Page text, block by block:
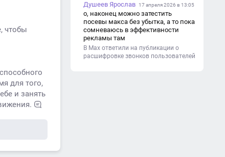
чтобы
для того,
и занять
Заключение - Краткие выводы по
проекту. - Достигнута ли цель. -
Практическая значимость работы.
5. Список литературы Перечень
использованных книг, статей,
сайтов. 6. Приложения (по
необходимости) Таблицы,
Душеев Ярослав 17 апреля 2026 в 13:05
о, наконец можно затестить
посевы макса без убытка, а то пока
сомневаюсь в эффективности
рекламы там
В Max ответили на публикации о
расшифровке звонков пользователей